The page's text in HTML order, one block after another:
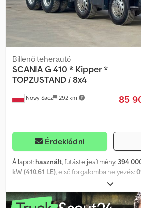
kapcsolatos ügyintézést elintézünk,
RADEK – ???? Ref. szám: 41787
Nowy Sacz 292 km
Billenő teherautó
SCANIAG 410 * Kipper *
TOPZUSTAND / 8x4
85
Érdeklődni
Állapot: használt, futásteljesítmény: 394
kW (410,61 LE), első forgalomba helyezés:
, össztömeg:
3 tengely, szín:piros, hajtástípus:automata
mm, rakodótér szélesség:2 400 mm,